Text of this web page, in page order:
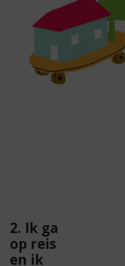
2. Ik ga
op reis
en ik